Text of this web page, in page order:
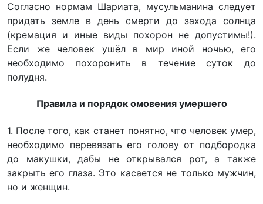
Согласно нормам Шариата, мусульманина следует
придать земле в день смерти до захода солнца
(кремация и иные виды похорон не допустимы!).
Если же человек ушёл в мир иной ночью, его
необходимо похоронить в течение суток до
полудня.
Правила и порядок омовения умершего
1. После того, как станет понятно, что человек умер,
необходимо перевязать его голову от подбородка
до макушки, дабы не открывался рот, а также
закрыть его глаза. Это касается не только мужчин,
но и женщин.